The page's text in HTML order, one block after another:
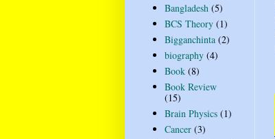
Bangladesh (5)
BCS Theory (1)
Bigganchinta (2)
biography (4)
Book (8)
Book Review
(15)
Brain Physics (1)
Cancer (3)